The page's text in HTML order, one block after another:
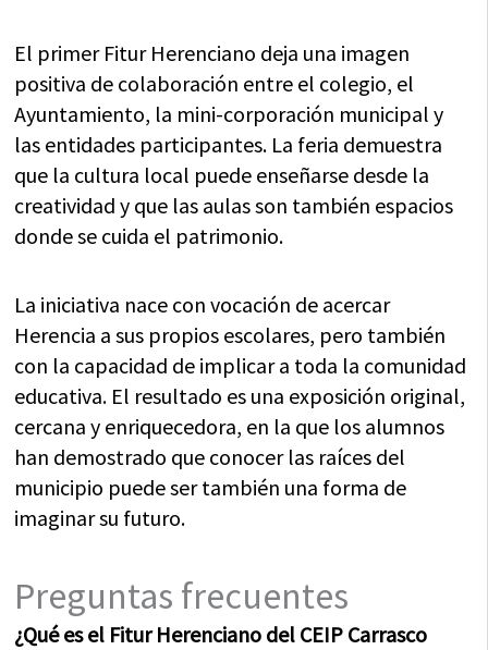
El primer Fitur Herenciano deja una imagen
positiva de colaboración entre el colegio, el
Ayuntamiento, la mini-corporación municipal y
las entidades participantes. La feria demuestra
que la cultura local puede enseñarse desde la
creatividad y que las aulas son también espacios
donde se cuida el patrimonio.
La iniciativa nace con vocación de acercar
Herencia a sus propios escolares, pero también
con la capacidad de implicar a toda la comunidad
educativa. El resultado es una exposición original,
cercana y enriquecedora, en la que los alumnos
han demostrado que conocer las raíces del
municipio puede ser también una forma de
imaginar su futuro.
Preguntas frecuentes
¿Qué es el Fitur Herenciano del CEIP Carrasco